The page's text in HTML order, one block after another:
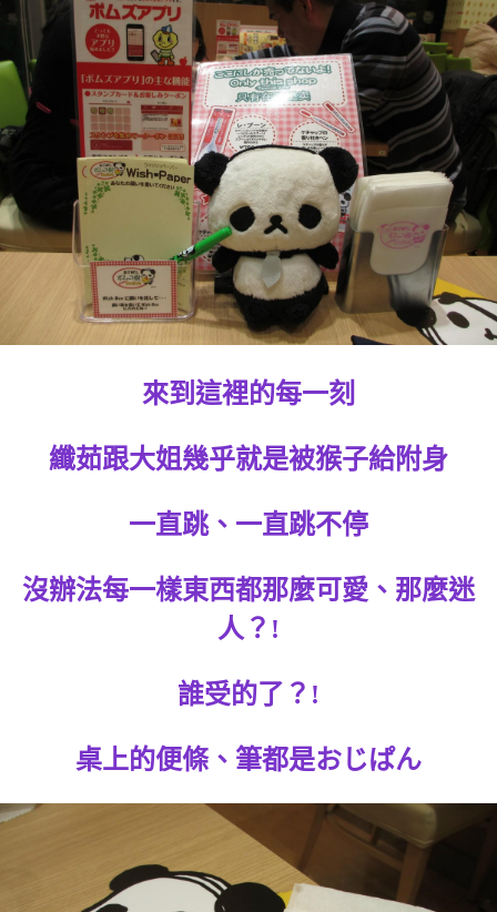
來到這裡的每一刻
纖茹跟大姐幾乎就是被猴子給附身
一直跳、一直跳不停
沒辦法每一樣東西都那麼可愛、那麼迷
人？!
誰受的了？!
桌上的便條、筆都是おじぱん